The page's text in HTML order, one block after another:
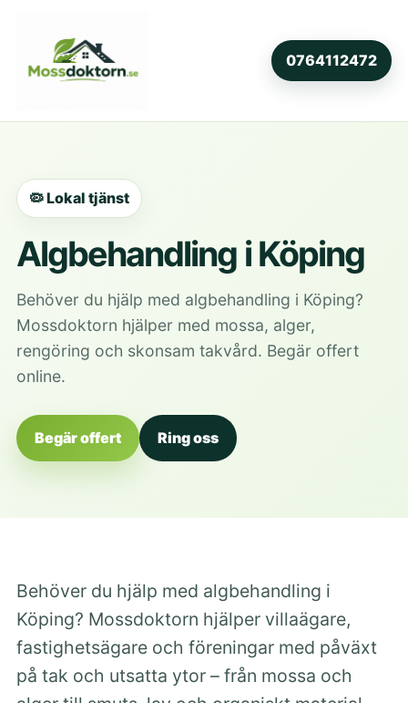
0764112472
🦠 Lokal tjänst
Algbehandling i Köping
Behöver du hjälp med algbehandling i Köping?
Mossdoktorn hjälper med mossa, alger,
rengöring och skonsam takvård. Begär offert
online.
Begär offert Ring oss
Behöver du hjälp med algbehandling i
Köping? Mossdoktorn hjälper villaägare,
fastighetsägare och föreningar med påväxt
på tak och utsatta ytor – från mossa och